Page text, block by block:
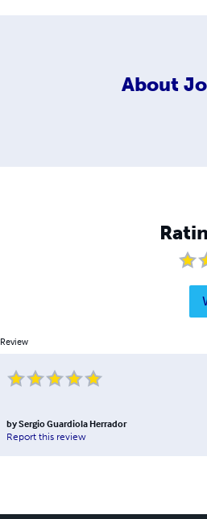
About
Review
bySergio Guardiola Herrador
Report this review